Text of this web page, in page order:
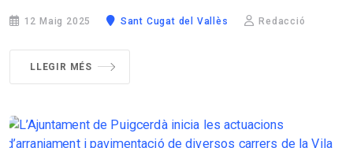
12 Maig 2025 Sant Cugat del Vallès Redacció
LLEGIR MÉS